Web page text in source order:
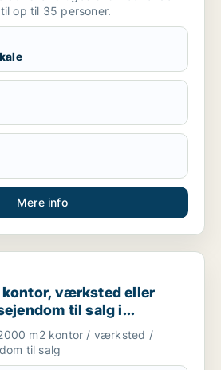
op til 35 personer.
Mere info
værksted eller
kontor, værksted eller
til salg i
m2 kontor / værksted /
til salg